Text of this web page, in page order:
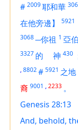
# 2009耶和華
在他旁邊】
5921
3068─你祖 1 亞
3327 的 神 430
,8802# 5921 之地
裔 9001 ,2233 。
Genesis 28:13
And, behold,